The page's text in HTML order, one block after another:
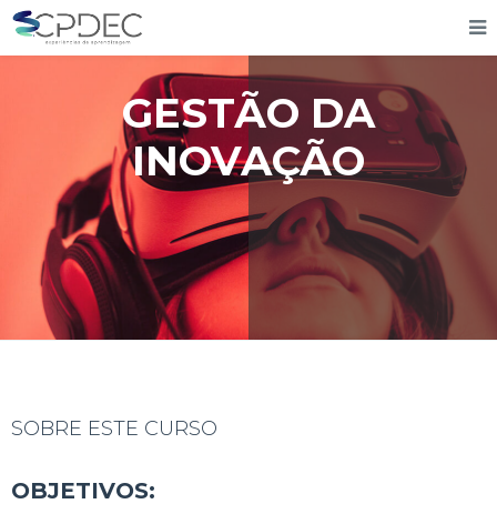
GESTÃO DA
INOVAÇÃO
SOBRE ESTE CURSO
OBJETIVOS: